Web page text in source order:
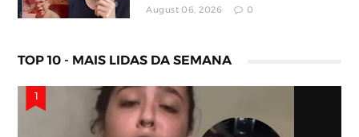
August 06, 2026 0
TOP 10 - MAIS LIDAS DA SEMANA